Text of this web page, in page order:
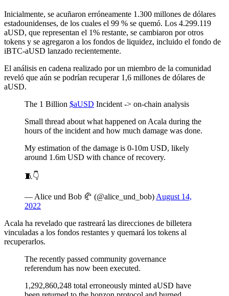
Inicialmente, se acuñaron erróneamente 1.300 millones de dólares
estadounidenses, de los cuales el 99 % se quemó. Los 4.299.119
aUSD, que representan el 1% restante, se cambiaron por otros
tokens y se agregaron a los fondos de liquidez, incluido el fondo de
iBTC-aUSD lanzado recientemente.
El análisis en cadena realizado por un miembro de la comunidad
reveló que aún se podrían recuperar 1,6 millones de dólares de
aUSD.
The 1 Billion $aUSD Incident -> on-chain analysis
Small thread about what happened on Acala during the
hours of the incident and how much damage was done.
My estimation of the damage is 0-10m USD, likely
around 1.6m USD with chance of recovery.
🧵👇
— Alice und Bob 🥐 (@alice_und_bob)August 14,
2022
Acala ha revelado que rastreará las direcciones de billetera
vinculadas a los fondos restantes y quemará los tokens al
recuperarlos.
The recently passed community governance
referendum has now been executed.
1,292,860,248 total erroneously minted aUSD have